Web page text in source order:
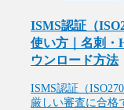
ISMS認証（
使い方｜名刺・
ウンロード方法
ISMS認証（
厳しい審査に合格